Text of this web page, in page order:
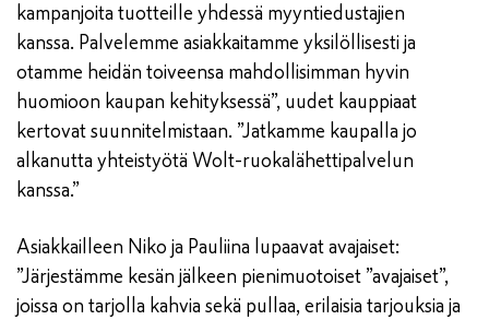
kampanjoita tuotteille yhdessä myyntiedustajien
kanssa. Palvelemme asiakkaitamme yksilöllisesti ja
otamme heidän toiveensa mahdollisimman hyvin
huomioon kaupan kehityksessä”, uudet kauppiaat
kertovat suunnitelmistaan. ”Jatkamme kaupalla jo
alkanutta yhteistyötä Wolt-ruokalähettipalvelun
kanssa.”
Asiakkailleen Niko ja Pauliina lupaavat avajaiset:
”Järjestämme kesän jälkeen pienimuotoiset ”avajaiset”,
joissa on tarjolla kahvia sekä pullaa, erilaisia tarjouksia ja